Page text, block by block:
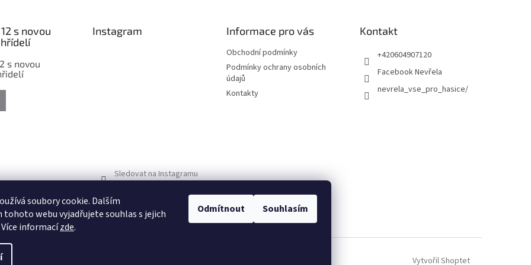
soubory cookie. Dalším
tohoto webu vyjadřujete souhlas s jejich
informacízde.
Odmítnout Souhlasím
s novou
s novou
Instagram
Sledovat na Instagramu
Informace pro vás
Obchodní podmínky
Podmínky ochrany osobních
údajů
Kontakty
Kontakt
+420604907120
Facebook Nevřela
nevrela_vse_pro_hasice/
Vytvořil Shoptet